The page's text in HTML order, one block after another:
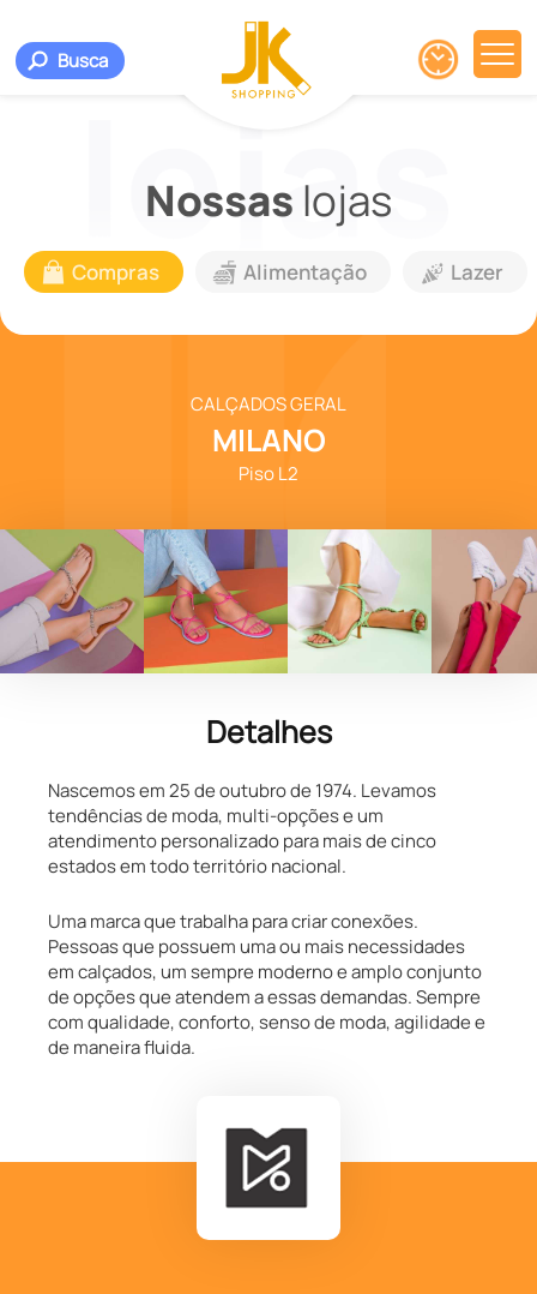
Busca
Nossas lojas
Compras Alimentação Lazer
CALÇADOS GERAL
MILANO
Piso L2
Detalhes
Nascemos em 25 de outubro de 1974. Levamos
tendências de moda, multi-opções e um
atendimento personalizado para mais de cinco
estados em todo território nacional.
Uma marca que trabalha para criar conexões.
Pessoas que possuem uma ou mais necessidades
em calçados, um sempre moderno e amplo conjunto
de opções que atendem a essas demandas. Sempre
com qualidade, conforto, senso de moda, agilidade e
de maneira fluida.